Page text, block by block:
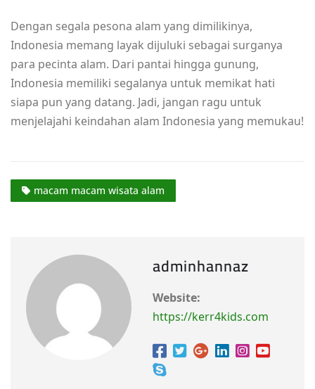
Dengan segala pesona alam yang dimilikinya,
Indonesia memang layak dijuluki sebagai surganya
para pecinta alam. Dari pantai hingga gunung,
Indonesia memiliki segalanya untuk memikat hati
siapa pun yang datang. Jadi, jangan ragu untuk
menjelajahi keindahan alam Indonesia yang memukau!
macam macam wisata alam
adminhannaz
Website:
https://kerr4kids.com